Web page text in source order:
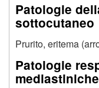
Patologie
sottocutaneo
Prurito, eritema
Patologie